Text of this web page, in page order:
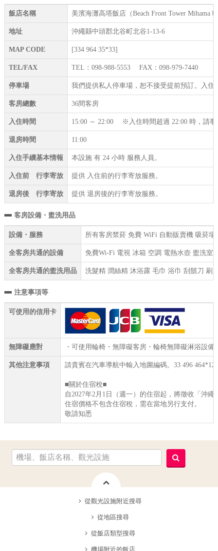
飯店名稱 美濱海灘高塔飯店（Beach Front Tower Mihama
地址 沖繩縣中頭郡北谷町北谷1-13-6
MAP CODE [334 964 35*33]
TEL/FAX TEL：098-988-5553 FAX：098-979-7440
停車場 我們提供私人停車場，恕不接受提前預訂。入
客房總數 36間客房
入住時間 15:00 ～ 22:00 ※入住時間超過 22:00 時，請事
退房時間 11:00
入住手續基本情報 本設施 有 24 小時 服務人員。
入住前 行李寄放 提供 入住前的行李寄放服務。
退房後 行李寄放 提供 退房後的行李寄放服務。
客房設備・盥洗用品
設備・服務 所有客房禁菸 免費 WiFi 自動販賣機 吸菸
全客房共通的設備 免費Wi-Fi 電視 冰箱 空調 電熱水壺 盥洗室
全客房共通的盥洗用品 洗髮精 潤絲精 沐浴露 毛巾 浴巾 刮鬍刀 刷
注意事項等
可使用的信用卡
無障礙應對 ・可使用輪椅・無障礙客房・輪椅無障礙淋浴設備
其他注意事項 請貴賓在汽車導航中輸入地圖編碼。33 496 464*12
■關於住宿稅■
自2027年2月1日（週一）的住宿起，將徵收「沖繩
住宿價格不包含住宿稅，需在當地另行支付。
敬請知悉
從觀光設施附近搜尋
從地區搜尋
從飯店類型搜尋
機場附近的飯店